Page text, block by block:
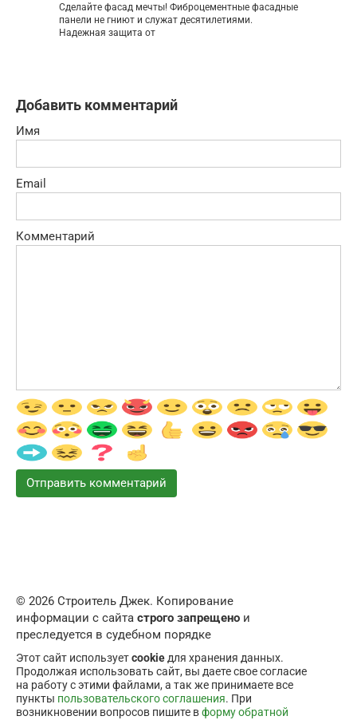
Сделайте фасад мечты! Фиброцементные фасадные
панели не гниют и служат десятилетиями.
Надежная защита от
Добавить комментарий
Имя
Email
Комментарий
© 2026 Строитель Джек. Копирование
информации с сайта строго запрещено и
преследуется в судебном порядке
Этот сайт используетcookieдля хранения данных.
Продолжая использовать сайт, вы даете свое согласие
на работу с этими файлами, а так же принимаете все
пункты пользовательского соглашения. При
возникновении вопросов пишите вформу обратной